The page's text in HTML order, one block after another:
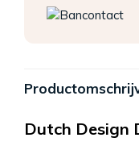
Dutch Design